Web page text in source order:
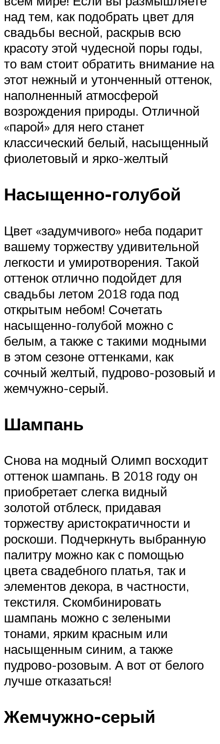
над тем, как подобрать цвет для
свадьбы весной, раскрыв всю
красоту этой чудесной поры годы,
то вам стоит обратить внимание на
этот нежный и утонченный оттенок,
наполненный атмосферой
возрождения природы. Отличной
«парой» для него станет
классический белый, насыщенный
фиолетовый и ярко-желтый
Насыщенно-голубой
Цвет «задумчивого» неба подарит
вашему торжеству удивительной
легкости и умиротворения. Такой
оттенок отлично подойдет для
свадьбы летом 2018 года под
открытым небом! Сочетать
насыщенно-голубой можно с
белым, а также с такими модными
в этом сезоне оттенками, как
сочный желтый, пудрово-розовый и
жемчужно-серый.
Шампань
Снова на модный Олимп восходит
оттенок шампань. В 2018 году он
приобретает слегка видный
золотой отблеск, придавая
торжеству аристократичности и
роскоши. Подчеркнуть выбранную
палитру можно как с помощью
цвета свадебного платья, так и
элементов декора, в частности,
текстиля. Скомбинировать
шампань можно с зелеными
тонами, ярким красным или
насыщенным синим, а также
пудрово-розовым. А вот от белого
лучше отказаться!
Жемчужно-серый